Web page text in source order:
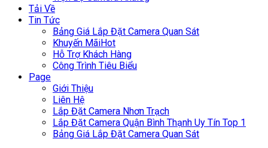
Tải Về
Tin Tức
Bảng Giá Lắp Đặt Camera Quan Sát
Khuyến MãiHot
Hỗ Trợ Khách Hàng
Công Trình Tiêu Biểu
Page
Giới Thiệu
Liên Hệ
Lắp Đặt Camera Nhơn Trạch
Lắp Đặt Camera Quận Bình Thạnh Uy Tín Top 1
Bảng Giá Lắp Đặt Camera Quan Sát